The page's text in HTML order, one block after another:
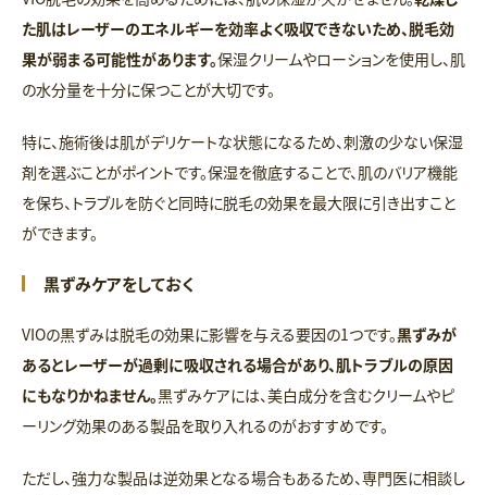
た肌はレーザーのエネルギーを効率よく吸収できないため、脱毛効
果が弱まる可能性があります。保湿クリームやローションを使用し、肌
の水分量を十分に保つことが大切です。
特に、施術後は肌がデリケートな状態になるため、刺激の少ない保湿
剤を選ぶことがポイントです。保湿を徹底することで、肌のバリア機能
を保ち、トラブルを防ぐと同時に脱毛の効果を最大限に引き出すこと
ができます。
黒ずみケアをしておく
VIOの黒ずみは脱毛の効果に影響を与える要因の1つです。黒ずみが
あるとレーザーが過剰に吸収される場合があり、肌トラブルの原因
にもなりかねません。黒ずみケアには、美白成分を含むクリームやピ
ーリング効果のある製品を取り入れるのがおすすめです。
ただし、強力な製品は逆効果となる場合もあるため、専門医に相談し